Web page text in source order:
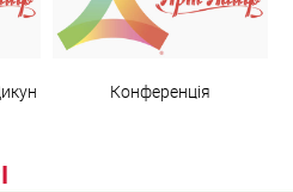
Конференція